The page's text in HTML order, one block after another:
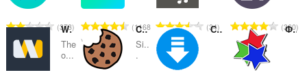
：
：
：
：
总
评
分
373
总
评
分
1168
总34
总360
Watch2Gether
The
o...
Cookie-Editor
Si..
.
Скачать музыку vk, mail, ololo, pesni.fm Фишки для Рутрекера